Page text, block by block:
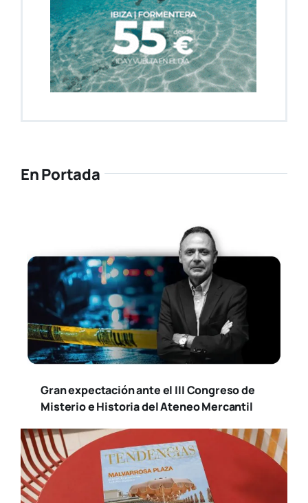
En Portada
Gran expectación ante el III Congreso de
Misterio e Historia del Ateneo Mercantil